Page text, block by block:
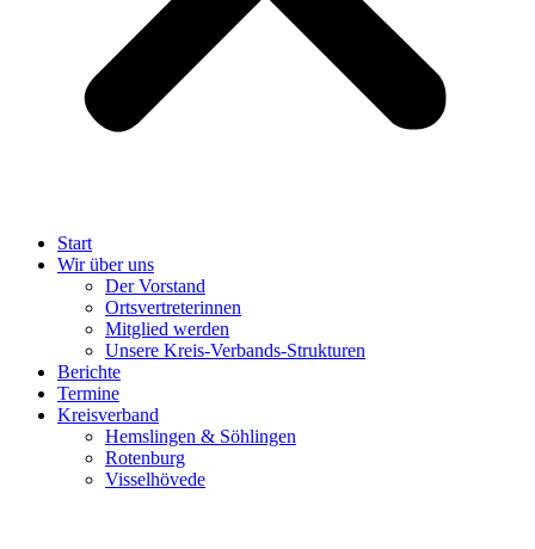
Start
Wir über uns
Der Vorstand
Ortsvertreterinnen
Mitglied werden
Unsere Kreis-Verbands-Strukturen
Berichte
Termine
Kreisverband
Hemslingen & Söhlingen
Rotenburg
Visselhövede